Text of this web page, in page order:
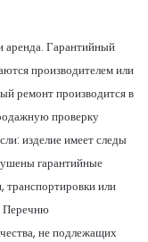
аренда. Гарантийный
производителем или
ремонт производится в
проверку
изделие имеет следы
гарантийные
или
Перечню
не подлежащих